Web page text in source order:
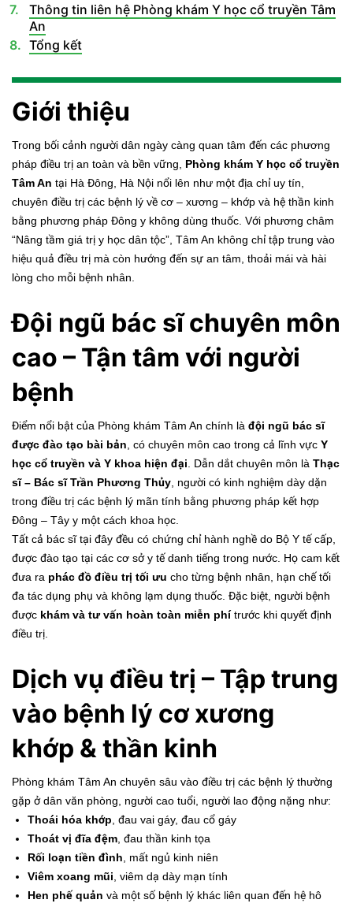
Thông tin liên hệ Phòng khám Y học cổ truyền Tâm
An
Tổng kết
Giới thiệu
Trong bối cảnh người dân ngày càng quan tâm đến các phương
pháp điều trị an toàn và bền vững, Phòng khám Y học cổ truyền
Tâm An tại Hà Đông, Hà Nội nổi lên như một địa chỉ uy tín,
chuyên điều trị các bệnh lý về cơ – xương – khớp và hệ thần kinh
bằng phương pháp Đông y không dùng thuốc. Với phương châm
“Nâng tầm giá trị y học dân tộc”, Tâm An không chỉ tập trung vào
hiệu quả điều trị mà còn hướng đến sự an tâm, thoải mái và hài
lòng cho mỗi bệnh nhân.
Đội ngũ bác sĩ chuyên môn
cao – Tận tâm với người
bệnh
Điểm nổi bật của Phòng khám Tâm An chính là đội ngũ bác sĩ
được đào tạo bài bản , có chuyên môn cao trong cả lĩnh vực Y
học cổ truyền và Y khoa hiện đại . Dẫn dắt chuyên môn là Thạc
sĩ – Bác sĩ Trần Phương Thủy , người có kinh nghiệm dày dặn
trong điều trị các bệnh lý mãn tính bằng phương pháp kết hợp
Đông – Tây y một cách khoa học.
Tất cả bác sĩ tại đây đều có chứng chỉ hành nghề do Bộ Y tế cấp,
được đào tạo tại các cơ sở y tế danh tiếng trong nước. Họ cam kết
đưa ra phác đồ điều trị tối ưu cho từng bệnh nhân, hạn chế tối
đa tác dụng phụ và không lạm dụng thuốc. Đặc biệt, người bệnh
được khám và tư vấn hoàn toàn miễn phítrước khi quyết định
điều trị.
Dịch vụ điều trị – Tập trung
vào bệnh lý cơ xương
khớp & thần kinh
Phòng khám Tâm An chuyên sâu vào điều trị các bệnh lý thường
gặp ở dân văn phòng, người cao tuổi, người lao động nặng như:
Thoái hóa khớp , đau vai gáy, đau cổ gáy
Thoát vị đĩa đệm , đau thần kinh tọa
Rối loạn tiền đình , mất ngủ kinh niên
Viêm xoang mũi , viêm dạ dày mạn tính
Hen phế quản và một số bệnh lý khác liên quan đến hệ hô